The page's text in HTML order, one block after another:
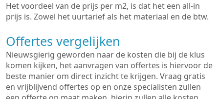
Het voordeel van de prijs per m2, is dat het een all-in
prijs is. Zowel het uurtarief als het materiaal en de btw.
Offertes vergelijken
Nieuwsgierig geworden naar de kosten die bij de klus
komen kijken, het aanvragen van offertes is hiervoor de
beste manier om direct inzicht te krijgen. Vraag gratis
en vrijblijvend offertes op en onze specialisten zullen